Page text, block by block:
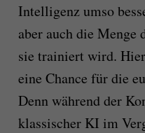
Intelligenz umso
aber auch die Menge
sie trainiert wird.
eine Chance für die
Denn während der
klassischer KI im